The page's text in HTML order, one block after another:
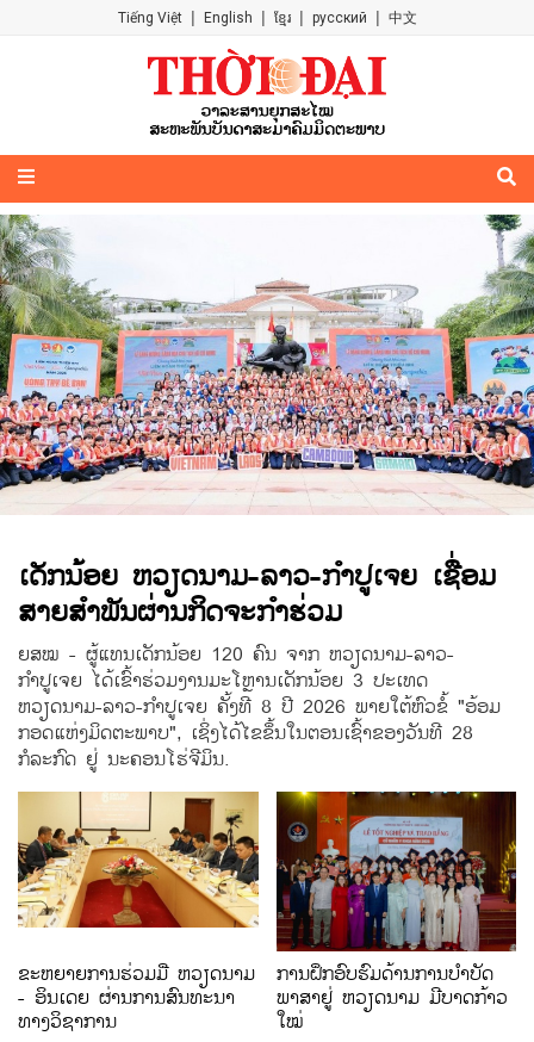
Tiếng Việt | English | ខ្មែរ | русский | 中文
ເດັກນ້ອຍ ຫວຽດນາມ-ລາວ-ກຳປູເຈຍ ເຊື່ອມ
ສາຍສຳພັນຜ່ານກິດຈະກຳຮ່ວມ
ຍສໝ - ຜູ້ແທນເດັກນ້ອຍ 120 ຄົນ ຈາກ ຫວຽດນາມ-ລາວ-
ກຳປູເຈຍ ໄດ້ເຂົ້າຮ່ວມງານມະໂຫຼານເດັກນ້ອຍ 3 ປະເທດ
ຫວຽດນາມ-ລາວ-ກຳປູເຈຍ ຄັ້ງທີ 8 ປີ 2026 ພາຍໃຕ້ຫົວຂໍ້ "ອ້ອມ
ກອດແຫ່ງມິດຕະພາບ", ເຊິ່ງໄດ້ໄຂຂຶ້ນໃນຕອນເຊົ້າຂອງວັນທີ 28
ກໍລະກົດ ຢູ່ ນະຄອນໂຮ່ຈີມິນ.
ຂະຫຍາຍການຮ່ວມມື ຫວຽດນາມ
- ອິນເດຍ ຜ່ານການສົນທະນາ
ທາງວິຊາການ
ການຝຶກອົບຮົມດ້ານການບຳບັດ
ພາສາຢູ່ ຫວຽດນາມ ມີບາດກ້າວ
ໃໝ່